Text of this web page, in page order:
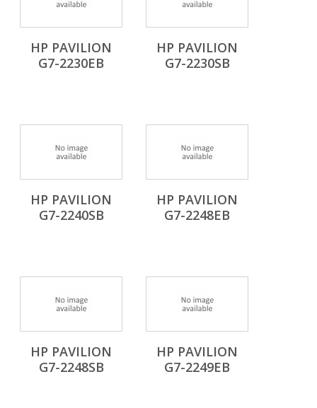
HP PAVILION
G7-2230EB
HP PAVILION
G7-2230SB
HP PAVILION
G7-2240SB
HP PAVILION
G7-2248EB
HP PAVILION
G7-2248SB
HP PAVILION
G7-2249EB